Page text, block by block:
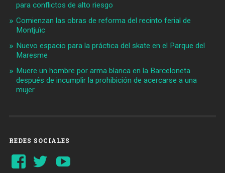
para conflictos de alto riesgo
Comienzan las obras de reforma del recinto ferial de
Montjuïc
Nuevo espacio para la práctica del skate en el Parque del
Maresme
Muere un hombre por arma blanca en la Barceloneta
después de incumplir la prohibición de acercarse a una
mujer
REDES SOCIALES
Ver
perfil
Ver
perfil